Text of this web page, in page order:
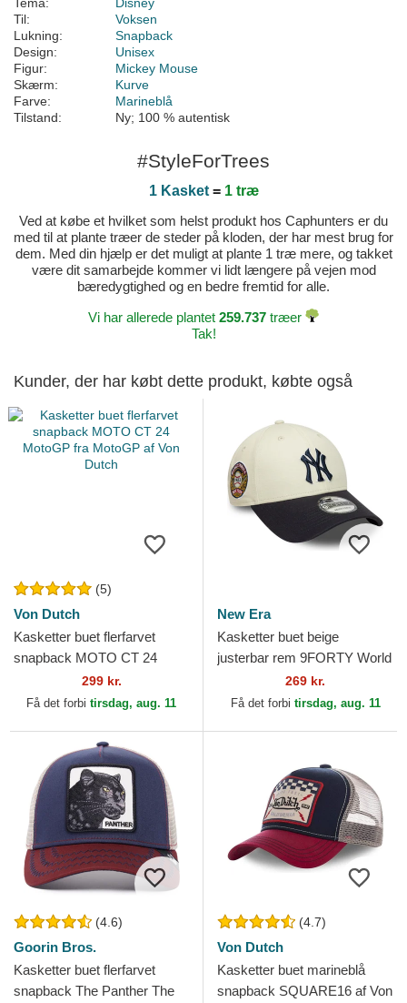
Tema:
Disney
Til:
Voksen
Lukning:
Snapback
Design:
Unisex
Figur:
Mickey Mouse
Skærm:
Kurve
Farve:
Marineblå
Tilstand:
Ny; 100 % autentisk
#StyleForTrees
1 Kasket= 1 træ
Ved at købe et hvilket som helst produkt hos Caphunters er du
med til at plante træer de steder på kloden, der har mest brug for
dem. Med din hjælp er det muligt at plante 1 træ mere, og takket
være dit samarbejde kommer vi lidt længere på vejen mod
bæredygtighed og en bedre fremtid for alle.
Vi har allerede plantet 259.737 træer
Tak!
Kunder, der har købt dette produkt, købte også
(5)
Von Dutch
Kasketter buet flerfarvet
snapback MOTO CT 24
MotoGP fra MotoGP af Von
Dutch
299 kr.
Få det forbi tirsdag, aug. 11
New Era
Kasketter buet beige
justerbar rem 9FORTY World
Series fra New York Yankees
MLB af New Era
269 kr.
Få det forbi tirsdag, aug. 11
(4.6)
Goorin Bros.
Kasketter buet flerfarvet
snapback The Panther The
(4.7)
Von Dutch
Kasketter buet marineblå
snapback SQUARE16 af Von